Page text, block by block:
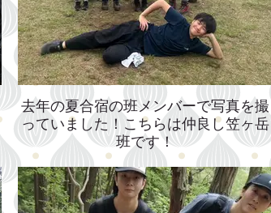
去年の夏合宿の班メンバーで写真を撮
っていました！こちらは仲良し笠ヶ岳
班です！